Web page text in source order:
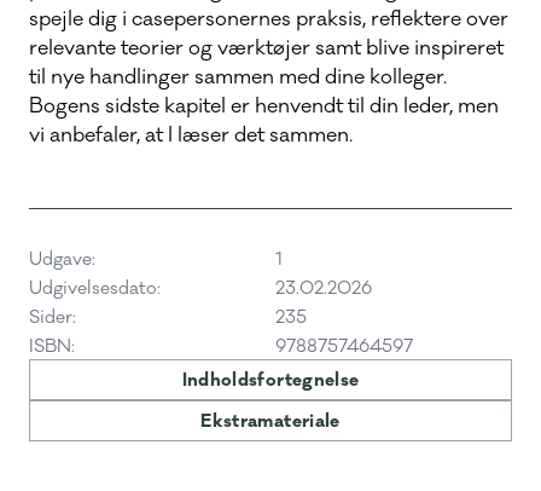
spejle dig i casepersonernes praksis, reflektere over
relevante teorier og værktøjer samt blive inspireret
til nye handlinger sammen med dine kolleger.
Bogens sidste kapitel er henvendt til din leder, men
vi anbefaler, at I læser det sammen.
Udgave:
1
Udgivelsesdato:
23.02.2026
Sider:
235
ISBN:
9788757464597
Indholdsfortegnelse
Ekstramateriale